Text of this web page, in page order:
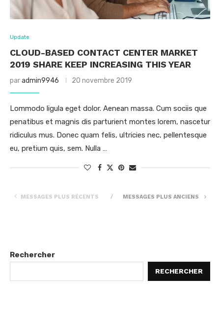
Update
CLOUD-BASED CONTACT CENTER MARKET
2019 SHARE KEEP INCREASING THIS YEAR
paradmin9946 20 novembre 2019
Lommodo ligula eget dolor. Aenean massa. Cum sociis que
penatibus et magnis dis parturient montes lorem, nascetur
ridiculus mus. Donec quam felis, ultricies nec, pellentesque
eu, pretium quis, sem. Nulla …
MESSAGES PLUS RÉCENTS MESSAGES PLUS ANCIENS
Rechercher
RECHERCHER